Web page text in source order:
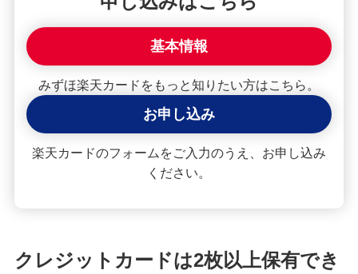
用する手順は？手数料やメリットも紹介
2枚目のクレジットカードを持つメリット・デメリ
ットは？選び方や使い分けも解説
つ？締め日との関係や注意点を解説
クレジットカードは何歳から申し込みが可能？審
基本情報
みずほ楽天カードをもっと知りたい方はこちら。
お申し込み
楽天カードのフォームをご入力のうえ、お申し込み
ください。
クレジットカードは2枚以上保有でき